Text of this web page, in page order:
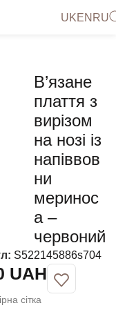
UKEN RU
В’язане
плаття з
вирізом
на нозі із
напіввов
ни
меринос
а –
червоний
S522145886s704
UAH
сітка